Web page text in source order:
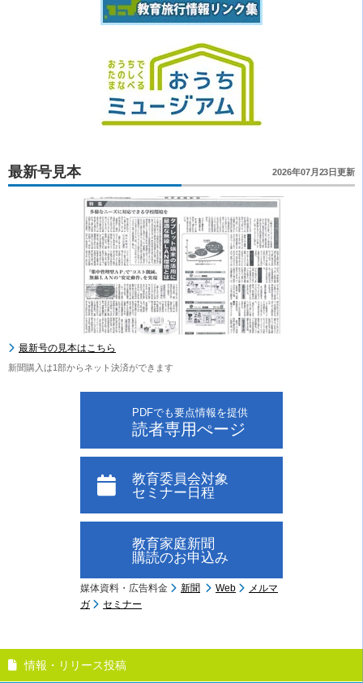
最新号見本 2026年07月23日更新
最新号の見本はこちら
新聞購入は1部からネット決済ができます
PDFでも要点情報を提供
読者専用ぺージ
教育委員会対象
セミナー日程
教育家庭新聞
購読のお申込み
媒体資料・広告料金 新聞 Web
メルマ
ガ
セミナー
情報・リリース投稿